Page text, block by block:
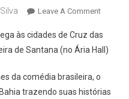
Leave A CommentOn
Ceará
Show
“Para
às cidades de Cruz das
de Santana (no Ária Hall)
da comédia brasileira, o
trazendo suas histórias